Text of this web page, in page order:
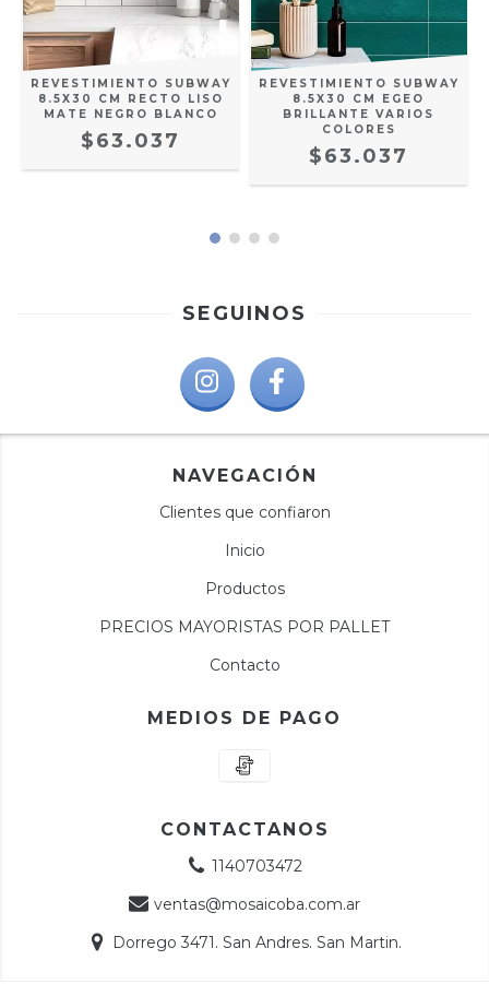
REVESTIMIENTO SUBWAY
8.5X30 CM RECTO LISO
MATE NEGRO BLANCO
$63.037
REVESTIMIENTO SUBWAY
8.5X30 CM EGEO
BRILLANTE VARIOS
COLORES
$63.037
SEGUINOS
NAVEGACIÓN
Clientes que confiaron
Inicio
Productos
PRECIOS MAYORISTAS POR PALLET
Contacto
MEDIOS DE PAGO
CONTACTANOS
1140703472
ventas@mosaicoba.com.ar
Dorrego 3471. San Andres. San Martin.